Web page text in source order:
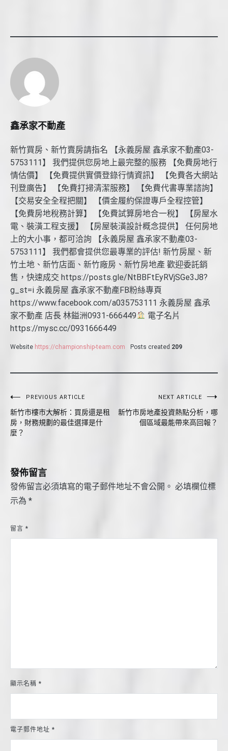
鑫承家不動產
新竹買房、新竹賣房請指名 【永義房屋 鑫承家不動產03-
5753111】 我們提供您房地上最完整的服務 【免費房地行
情估價】 【免費提供實價登錄行情資訊】 【免費各大網站
刊登廣告】 【免費打掃清潔服務】 【免費代書專業諮詢】
【交易安全全程把關】 【價金履約保證專戶全程控管】
【免費房地稅務計算】 【免費試算房地合一稅】 【房屋水
電、裝潢工程支援】 【房屋裝潢設計概念提供】 任何房地
上的大小事，都可洽詢 【永義房屋 鑫承家不動產03-
5753111】 我們都會提供您最專業的評估! 新竹房屋、新
竹土地、新竹店面、新竹廠房、新竹房地產 歡迎委託銷
售，快速成交 https://posts.gle/NtBBFtEyRVjSGe3J8?
g_st=i 永義房屋 鑫承家不動產FB粉絲專頁
https://www.facebook.com/a035753111 永義房屋 鑫承
家不動產 店長 林鎰洲0931-666449
電子名片
https://mysc.cc/0931666449
Website https://championship-team.com Posts created 209
文
章
導
PREVIOUS ARTICLE
新竹市樓市大解析：買房還是租
房，財務規劃的最佳選擇是什
麼？
NEXT ARTICLE
新竹市房地產投資熱點分析，哪
個區域最能帶來高回報？
發佈留言
發佈留言必須填寫的電子郵件地址不會公開。 必填欄位標
示為 *
留言 *
顯示名稱 *
電子郵件地址 *